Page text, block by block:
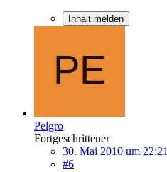
Inhalt melden
Pelgro
Fortgeschrittener
30. Mai 2010 um 22:21
#6